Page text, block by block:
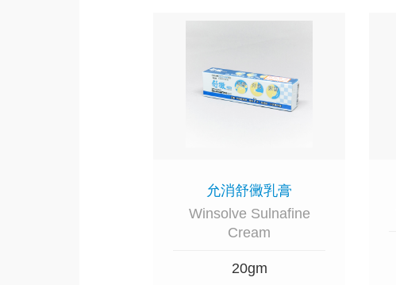
允消舒黴乳膏
Winsolve Sulnafine
Cream
20gm